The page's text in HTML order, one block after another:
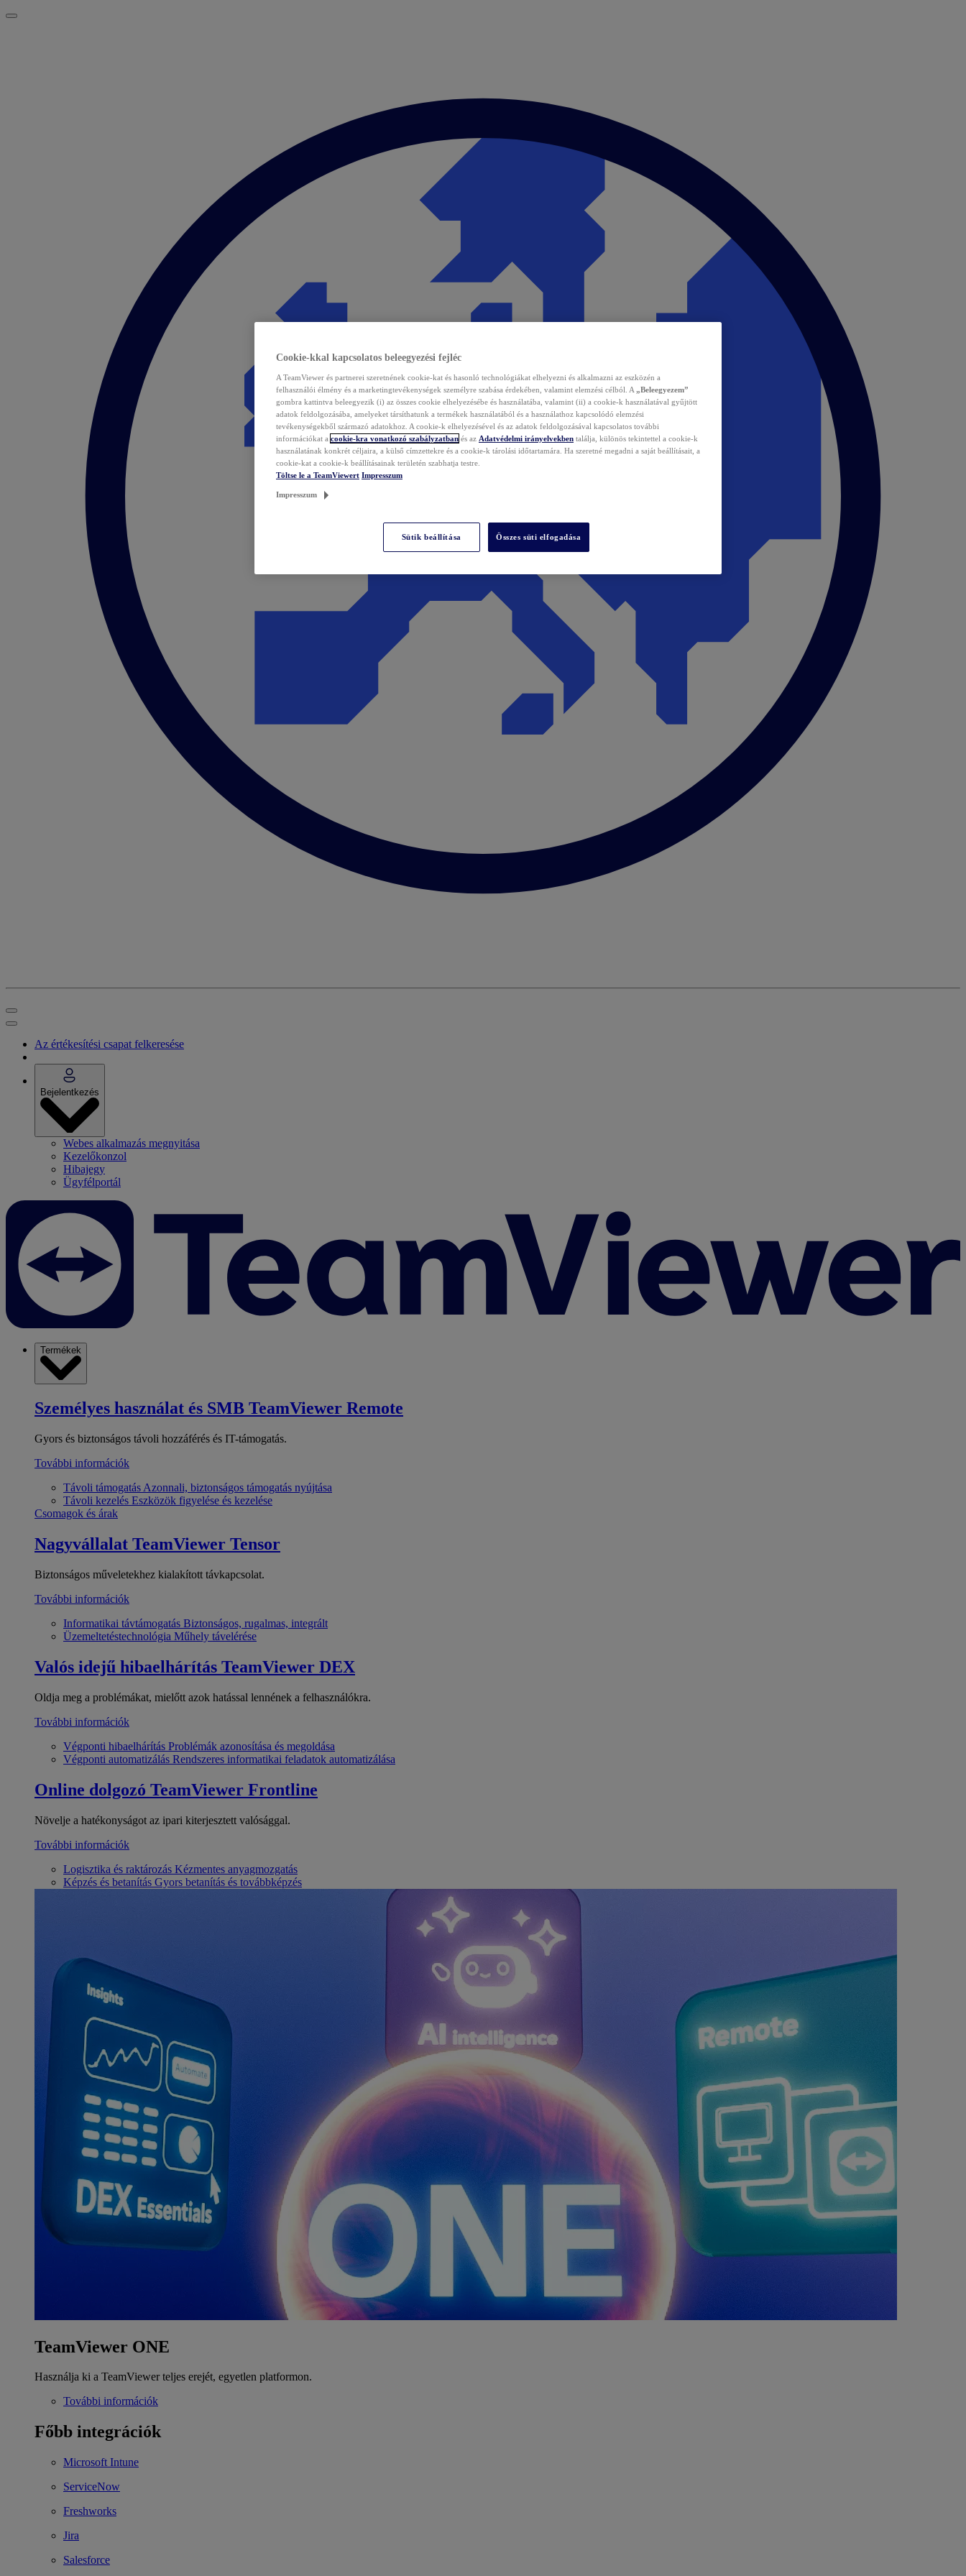
Az értékesítési csapat felkeresése
Bejelentkezés
Webes alkalmazás megnyitása
Kezelőkonzol
Hibajegy
Ügyfélportál
Termékek
Személyes használat és SMB TeamViewer Remote
Gyors és biztonságos távoli hozzáférés és IT-támogatás.
További információk
Távoli támogatás Azonnali, biztonságos támogatás nyújtása
Távoli kezelés Eszközök figyelése és kezelése
Csomagok és árak
Nagyvállalat TeamViewer Tensor
Biztonságos műveletekhez kialakított távkapcsolat.
További információk
Informatikai távtámogatás Biztonságos, rugalmas, integrált
Üzemeltetéstechnológia Műhely távelérése
Valós idejű hibaelhárítás TeamViewer DEX
Oldja meg a problémákat, mielőtt azok hatással lennének a felhasználókra.
További információk
Végponti hibaelhárítás Problémák azonosítása és megoldása
Végponti automatizálás Rendszeres informatikai feladatok automatizálása
Online dolgozó TeamViewer Frontline
Növelje a hatékonyságot az ipari kiterjesztett valósággal.
További információk
Logisztika és raktározás Kézmentes anyagmozgatás
Képzés és betanítás Gyors betanítás és továbbképzés
TeamViewer ONE
Használja ki a TeamViewer teljes erejét, egyetlen platformon.
További információk
Főbb integrációk
Microsoft Intune
ServiceNow
Freshworks
Jira
Salesforce
Cookie-kkal kapcsolatos beleegyezési fejléc
A TeamViewer és partnerei szeretnének cookie-kat és hasonló technológiákat elhelyezni és alkalmazni az eszközén a
felhasználói élmény és a marketingtevékenységek személyre szabása érdekében, valamint elemzési célból. A „Beleegyezem”
gombra kattintva beleegyezik (i) az összes cookie elhelyezésébe és használatába, valamint (ii) a cookie-k használatával gyűjtött
adatok feldolgozásába, amelyeket társíthatunk a termékek használatából és a használathoz kapcsolódó elemzési
tevékenységekből származó adatokhoz. A cookie-k elhelyezésével és az adatok feldolgozásával kapcsolatos további
információkat a cookie-kra vonatkozó szabályzatban és az Adatvédelmi irányelvekben találja, különös tekintettel a cookie-k
használatának konkrét céljaira, a külső címzettekre és a cookie-k tárolási időtartamára. Ha szeretné megadni a saját beállításait, a
cookie-kat a cookie-k beállításainak területén szabhatja testre.
Töltse le a TeamViewert Impresszum
Impresszum
Sütik beállítása Összes süti elfogadása